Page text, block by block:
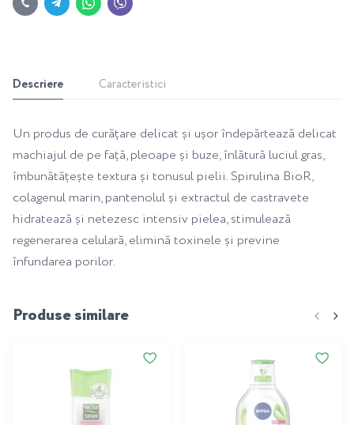
Descriere Caracteristici
Un produs de curățare delicat și ușor îndepărtează delicat
machiajul de pe față, pleoape și buze, înlătură luciul gras,
îmbunătățește textura și tonusul pielii. Spirulina BioR,
colagenul marin, pantenolul și extractul de castravete
hidratează și netezesc intensiv pielea, stimulează
regenerarea celulară, elimină toxinele și previne
înfundarea porilor.
Produse similare